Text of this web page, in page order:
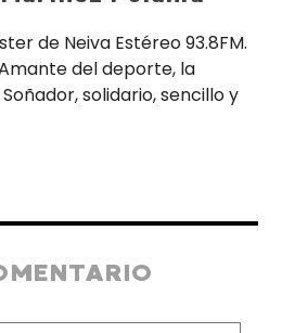
de Neiva Estéreo 93.8FM.
del deporte, la
solidario, sencillo y